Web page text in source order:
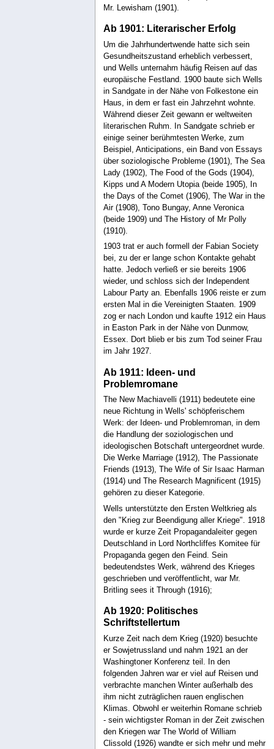
Mr. Lewisham (1901).
Ab 1901: Literarischer Erfolg
Um die Jahrhundertwende hatte sich sein
Gesundheitszustand erheblich verbessert,
und Wells unternahm häufig Reisen auf das
europäische Festland. 1900 baute sich Wells
in Sandgate in der Nähe von Folkestone ein
Haus, in dem er fast ein Jahrzehnt wohnte.
Während dieser Zeit gewann er weltweiten
literarischen Ruhm. In Sandgate schrieb er
einige seiner berühmtesten Werke, zum
Beispiel, Anticipations, ein Band von Essays
über soziologische Probleme (1901), The Sea
Lady (1902), The Food of the Gods (1904),
Kipps und A Modern Utopia (beide 1905), In
the Days of the Comet (1906), The War in the
Air (1908), Tono Bungay, Anne Veronica
(beide 1909) und The History of Mr Polly
(1910).
1903 trat er auch formell der Fabian Society
bei, zu der er lange schon Kontakte gehabt
hatte. Jedoch verließ er sie bereits 1906
wieder, und schloss sich der Independent
Labour Party an. Ebenfalls 1906 reiste er zum
ersten Mal in die Vereinigten Staaten. 1909
zog er nach London und kaufte 1912 ein Haus
in Easton Park in der Nähe von Dunmow,
Essex. Dort blieb er bis zum Tod seiner Frau
im Jahr 1927.
Ab 1911: Ideen- und
Problemromane
The New Machiavelli (1911) bedeutete eine
neue Richtung in Wells' schöpferischem
Werk: der Ideen- und Problemroman, in dem
die Handlung der soziologischen und
ideologischen Botschaft untergeordnet wurde.
Die Werke Marriage (1912), The Passionate
Friends (1913), The Wife of Sir Isaac Harman
(1914) und The Research Magnificent (1915)
gehören zu dieser Kategorie.
Wells unterstützte den Ersten Weltkrieg als
den "Krieg zur Beendigung aller Kriege". 1918
wurde er kurze Zeit Propagandaleiter gegen
Deutschland in Lord Northcliffes Komitee für
Propaganda gegen den Feind. Sein
bedeutendstes Werk, während des Krieges
geschrieben und veröffentlicht, war Mr.
Britling sees it Through (1916);
Ab 1920: Politisches
Schriftstellertum
Kurze Zeit nach dem Krieg (1920) besuchte
er Sowjetrussland und nahm 1921 an der
Washingtoner Konferenz teil. In den
folgenden Jahren war er viel auf Reisen und
verbrachte manchen Winter außerhalb des
ihm nicht zuträglichen rauen englischen
Klimas. Obwohl er weiterhin Romane schrieb
- sein wichtigster Roman in der Zeit zwischen
den Kriegen war The World of William
Clissold (1926) wandte er sich mehr und mehr